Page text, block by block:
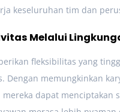
keseluruhan tim dan
Melalui
fleksibilitas yang
Dengan memungkinkan
dapat menciptakan